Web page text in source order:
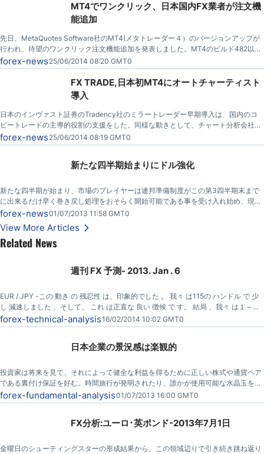
MT4でワンクリック、日本国内FX業者が注文機
能追加
先日、MetaQuotes Software社のMT4(メタトレーダー４）のバージョンアップが
行われ、待望のワンクリック注文機能追加を発表しました。MT4のビルド482以降
で利用可能とのこと。
forex-news 25/06/2014 08:20 GMT0
FX TRADE,日本初MT4にオートチャーティスト
導入
日本のインヴァスト証券のTradency社のミラートレーダー早期導入は、国内のコ
ピートレードの主導的役割の支援をした。同様な動きとして、チャート分析会社オ
ートチャーティス（Autochartist）は、FX TRADEファイナンシャルが、その製品
をMT4上で起動した、最初の日本ブローカーと発表しました。
forex-news 25/06/2014 08:19 GMT0
新たな四半期始まりにドル強化
新たな四半期が始まり、市場のプレイヤーは連邦準備制度がこの第3四半期末まで
に出来るだけ早く巻き戻し処理をおそらく開始可能である事を受け入れ始め、現在
米ドルは大幅に堅調。
forex-news01/07/2013 11:58 GMT0
View More Articles
Related News
週刊 FX 予測- 2013. Jan . 6
EUR / JPY -この 動き の 残忍性 は、印象的でした 。 我々 は115の ハンドル で 少
し 減速しました 、そして、 これ は正直な 良い 徴候 で す。 結局 、我々 は１～２
週間 で 120 ハンドルで いることができました。撤退が必要です 、そして、 私はお
よそ 112で毎日の チャート に関して隙間を見ます。
forex-technical-analysis16/02/2014 10:02 GMT0
日本企業の景況感は楽観的
投資家は将来を見て、それによって健全な利益を得るために正しい株式や通貨ペア
である裏付け保証を好む。時間旅行が発明されたり、誰かが使用可能な水晶玉を考
え出すまで、目先の広いストロークの感覚を得るための自由で最高のツールはビジ
ネス意見の調査である。
forex-fundamental-analysis01/07/2013 16:00 GMT0
FX分析:ユーロ･英ポンド-2013年7月1日
金曜日のシューティングスターの形成結果から、この領域辺りで引き続き跳ね返り